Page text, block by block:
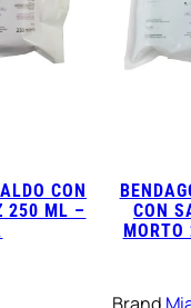
CON
250 ML –
CON